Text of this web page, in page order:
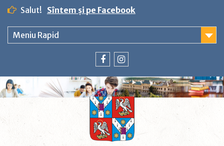
Salut! Sîntem și pe Facebook
Meniu Rapid